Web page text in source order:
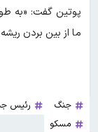
پوتین گفت: «به
ما از بین بردن
جنگ رئیس
مسکو